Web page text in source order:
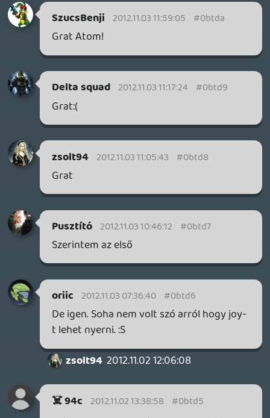
Csaby83 2012.11.01 13:01:34 #0btcz
Sorsolás???
Delta squad 2012.10.31 20:12:25 #0btcy
Még nem volt eredményhirdetés -.-
callmemasteschie
Szerintem a második!
2012.10.31 20:02:35
2. 😃
callmemasteschie 2012.10.31 18:33:33
#0btcv
Enny a REACH nek leáldozott ....... már nem
lehet rajta jáccani mert a halo 4
szervereket készítik elő.am hol lehet
megnézni ki nyert ??
Delta squad 2012.10.31 15:04:52
Hol van már a sorsolás ?!:S Már szerda van!
pbalna 2012.10.31 12:13:11 #0btct
sorsolás?